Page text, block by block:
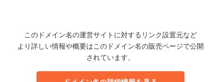
このドメイン名の運営サイトに対するリンク設置元など
より詳しい情報や概要はこのドメイン名の販売ページで公開
されています。